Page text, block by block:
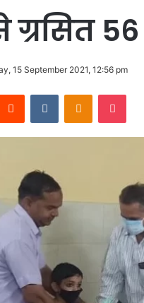
ग्रसित
15 September 2021, 12:56 pm
Reddit VKontakte